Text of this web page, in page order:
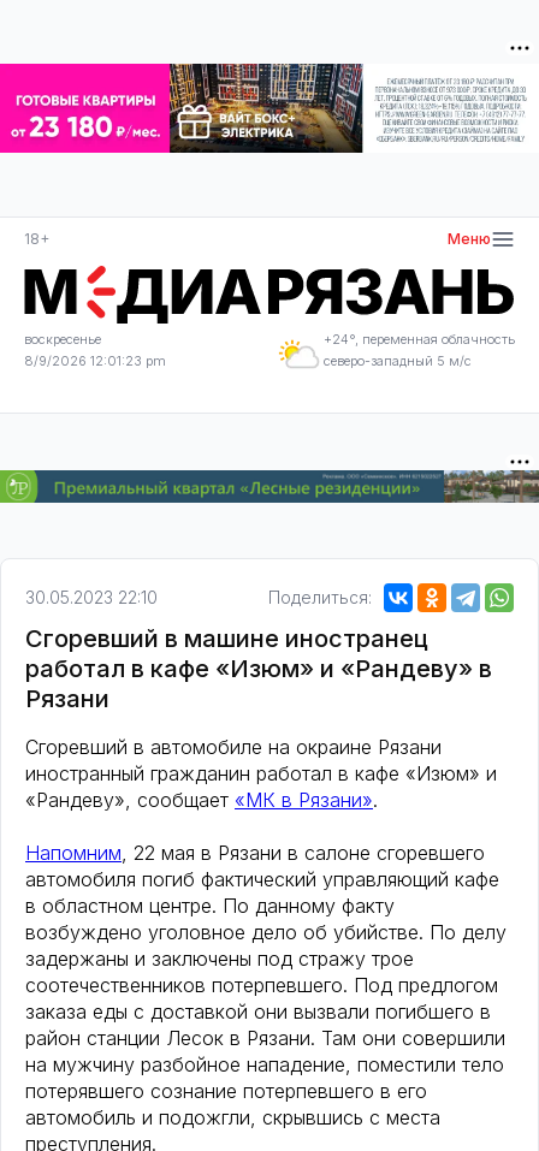
18+ Меню
воскресенье
8/9/2026 12:01:23 pm
+24°, переменная облачность
северо-западный 5 м/с
30.05.2023 22:10 Поделиться:
Сгоревший в машине иностранец
работал в кафе «Изюм» и «Рандеву» в
Рязани
Сгоревший в автомобиле на окраине Рязани
иностранный гражданин работал в кафе «Изюм» и
«Рандеву», сообщает «МК в Рязани».
Напомним, 22 мая в Рязани в салоне сгоревшего
автомобиля погиб фактический управляющий кафе
в областном центре. По данному факту
возбуждено уголовное дело об убийстве. По делу
задержаны и заключены под стражу трое
соотечественников потерпевшего. Под предлогом
заказа еды с доставкой они вызвали погибшего в
район станции Лесок в Рязани. Там они совершили
на мужчину разбойное нападение, поместили тело
потерявшего сознание потерпевшего в его
автомобиль и подожгли, скрывшись с места
преступления.